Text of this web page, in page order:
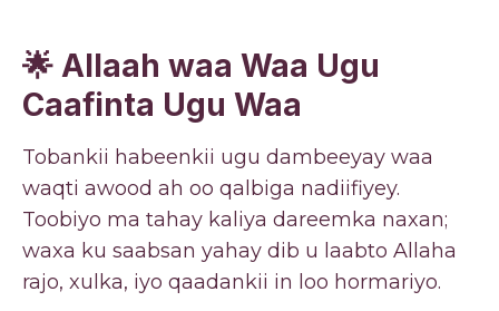
🌟 Allaah waa Waa Ugu
Caafinta Ugu Waa
Tobankii habeenkii ugu dambeeyay waa
waqti awood ah oo qalbiga nadiifiyey.
Toobiyo ma tahay kaliya dareemka naxan;
waxa ku saabsan yahay dib u laabto Allaha
rajo, xulka, iyo qaadankii in loo hormariyo.